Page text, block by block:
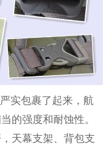
实包裹了起来，航
的强度和耐蚀性。
天幕支架、背包支